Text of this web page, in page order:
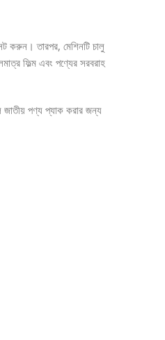
করুন। তারপর, মেশিনটি চালু
ফিল্ম এবং পণ্যের সরবরাহ
জাতীয় পণ্য প্যাক করার জন্য